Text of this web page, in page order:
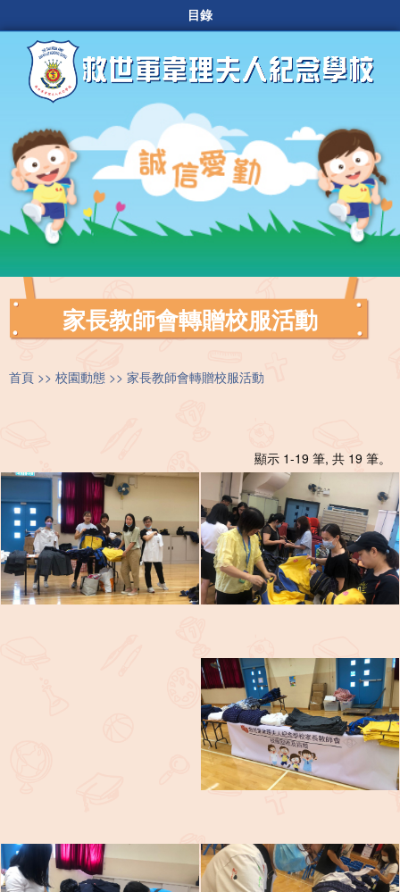
目錄
家長教師會轉贈校服活動
首頁 校園動態 家長教師會轉贈校服活動
顯示 1-19 筆, 共 19 筆。